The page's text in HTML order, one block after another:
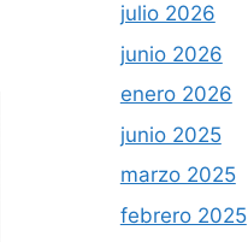
julio 2026
junio 2026
enero 2026
junio 2025
marzo 2025
febrero 2025